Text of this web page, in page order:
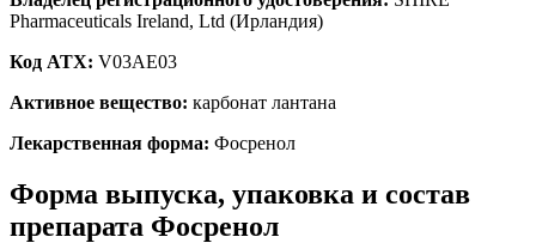
Pharmaceuticals Ireland, Ltd (Ирландия)
Код ATX: V03AE03
Активное вещество: карбонат лантана
Лекарственная форма: Фосренол
Форма выпуска, упаковка и состав
препарата Фосренол